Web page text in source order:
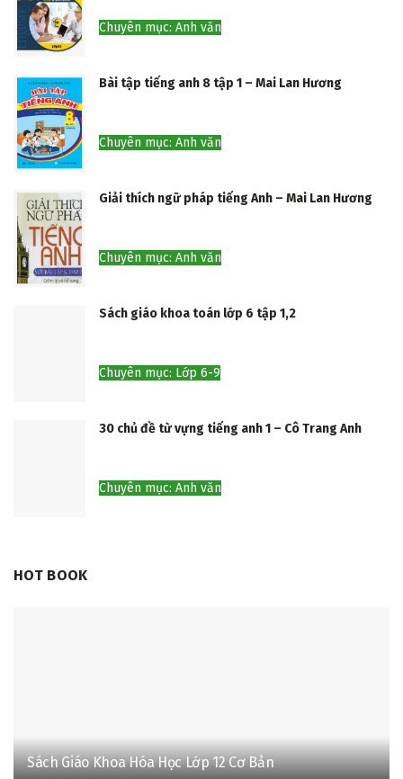
Chuyên mục: Anh văn
Bài tập tiếng anh 8 tập 1 – Mai Lan Hương
Chuyên mục: Anh văn
Giải thích ngữ pháp tiếng Anh – Mai Lan Hương
Chuyên mục: Anh văn
Sách giáo khoa toán lớp 6 tập 1,2
Chuyên mục: Lớp 6-9
30 chủ đề từ vựng tiếng anh 1 – Cô Trang Anh
Chuyên mục: Anh văn
HOT BOOK
Sách Giáo Khoa Hóa Học Lớp 12 Cơ Bản